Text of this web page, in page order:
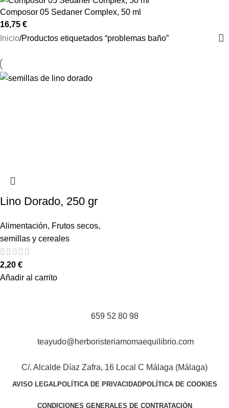
Composor 05 Sedaner Complex, 50 ml
16,75 €
Inicio Productos etiquetados “problemas baño”
Lino Dorado, 250 gr
Alimentación, Frutos secos,
semillas y cereales
2,20 €
Añadir al carrito
659 52 80 98
teayudo@herboristeriamomaequilibrio.com
C/. Alcalde Díaz Zafra, 16 Local C Málaga (Málaga)
AVISO LEGALPOLÍTICA DE PRIVACIDADPOLÍTICA DE COOKIES
CONDICIONES GENERALES DE CONTRATACIÓN